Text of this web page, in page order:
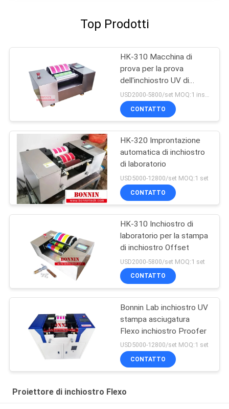
Top Prodotti
HK-310 Macchina di
prova per la prova
dell'inchiostro UV di
laboratorio
CONTATTO
HK-320 Improntazione
automatica di inchiostro
di laboratorio
USD5000-12800/set MOQ:1 set
CONTATTO
HK-310 Inchiostro di
laboratorio per la stampa
di inchiostro Offset
USD2000-5800/set MOQ:1 set
CONTATTO
Bonnin Lab inchiostro UV
stampa asciugatura
Flexo inchiostro Proofer
USD5000-12800/set MOQ:1 set
CONTATTO
Proiettore di inchiostro Flexo